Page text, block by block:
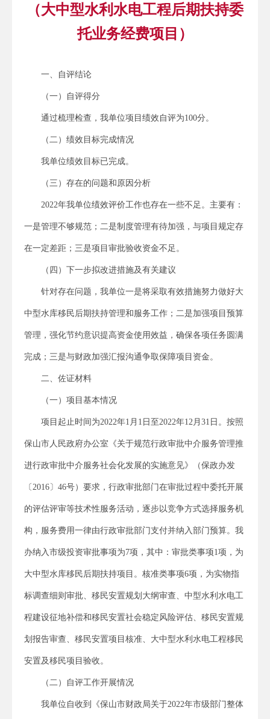
（大中型水利水电工程后期扶持委
托业务经费项目）
一、自评结论
（一）自评得分
通过梳理检查，我单位项目绩效自评为100分。
（二）绩效目标完成情况
我单位绩效目标已完成。
（三）存在的问题和原因分析
2022年我单位绩效评价工作也存在一些不足。主要有：
一是管理不够规范；二是制度管理有待加强，与项目规定存
在一定差距；三是项目审批验收资金不足。
（四）下一步拟改进措施及有关建议
针对存在问题，我单位一是将采取有效措施努力做好大
中型水库移民后期扶持管理和服务工作；二是加强项目预算
管理，强化节约意识提高资金使用效益，确保各项任务圆满
完成；三是与财政加强汇报沟通争取保障项目资金。
二、佐证材料
（一）项目基本情况
项目起止时间为2022年1月1日至2022年12月31日。按照
保山市人民政府办公室《关于规范行政审批中介服务管理推
进行政审批中介服务社会化发展的实施意见》（保政办发
〔2016〕46号）要求，行政审批部门在审批过程中委托开展
的评估评审等技术性服务活动，逐步以竞争方式选择服务机
构，服务费用一律由行政审批部门支付并纳入部门预算。我
办纳入市级投资审批事项为7项，其中：审批类事项1项，为
大中型水库移民后期扶持项目。核准类事项6项，为实物指
标调查细则审批、移民安置规划大纲审查、中型水利水电工
程建设征地补偿和移民安置社会稳定风险评估、移民安置规
划报告审查、移民安置项目核准、大中型水利水电工程移民
安置及移民项目验收。
（二）自评工作开展情况
我单位自收到《保山市财政局关于2022年市级部门整体